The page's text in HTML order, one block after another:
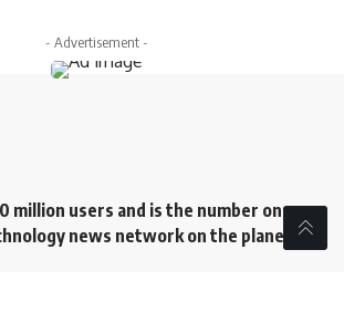
- Advertisement -
million users and is the number one
news network on the planet